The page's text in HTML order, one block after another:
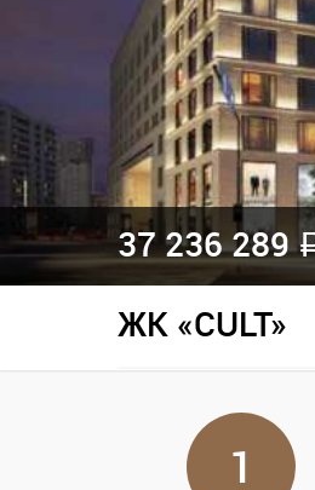
37 236 289
ЖК «CULT»
1